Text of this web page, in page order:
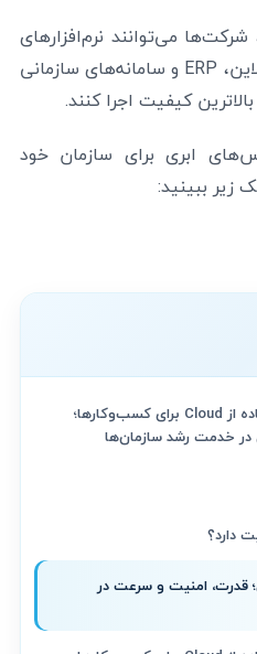
می‌توانند نرم‌افزارهای
کلیدی مثل CRM، فروشگاه آنلاین، ERP و سامانه‌های سازمانی
کیفیت اجرا کنند.
ابری برای سازمان خود
زیر ببینید:
سناریوهای کاربردی استفاده از Cloud برای کسب‌وکارها؛
در خدمت رشد سازمان‌ها
قدرت، امنیت و سرعت در